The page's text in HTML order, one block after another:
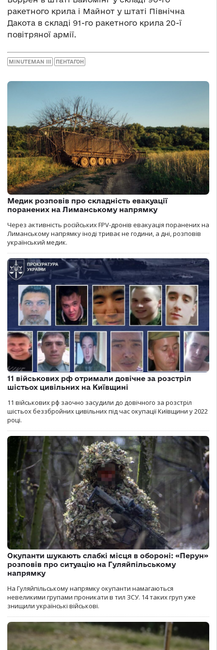
ракетного крила і Майнот у штаті Північна
Дакота в складі 91-го ракетного крила 20-ї
повітряної армії.
MINUTEMAN III ПЕНТАГОН
Медик розповів про складність евакуації
поранених на Лиманському напрямку
Через активність російських FPV-дронів евакуація поранених на
Лиманському напрямку іноді триває не години, а дні, розповів
український медик.
11 військових рф отримали довічне за розстріл
шістьох цивільних на Київщині
11 військових рф заочно засудили до довічного за розстріл
шістьох беззбройних цивільних під час окупації Київщини у 2022
році.
Окупанти шукають слабкі місця в обороні: «Перун»
розповів про ситуацію на Гуляйпільському
напрямку
На Гуляйпільському напрямку окупанти намагаються
невеликими групами проникати в тил ЗСУ. 14 таких груп уже
знищили українські військові.